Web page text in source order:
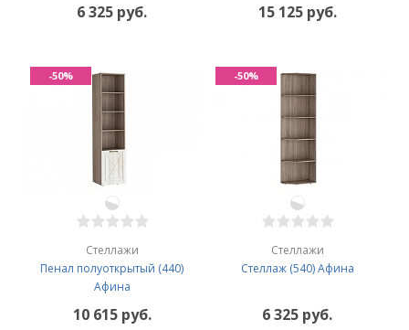
6 325 руб. 15 125 руб.
Стеллажи
Пенал полуоткрытый (440)
Афина
10 615 руб.
-50%
Стеллажи
Стеллаж (540) Афина
6 325 руб.
-50%